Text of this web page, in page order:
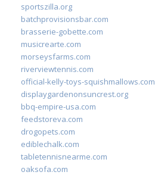
sportszilla.org
batchprovisionsbar.com
brasserie-gobette.com
musicrearte.com
morseysfarms.com
riverviewtennis.com
official-kelly-toys-squishmallows.com
displaygardenonsuncrest.org
bbq-empire-usa.com
feedstoreva.com
drogopets.com
ediblechalk.com
tabletennisnearme.com
oaksofa.com